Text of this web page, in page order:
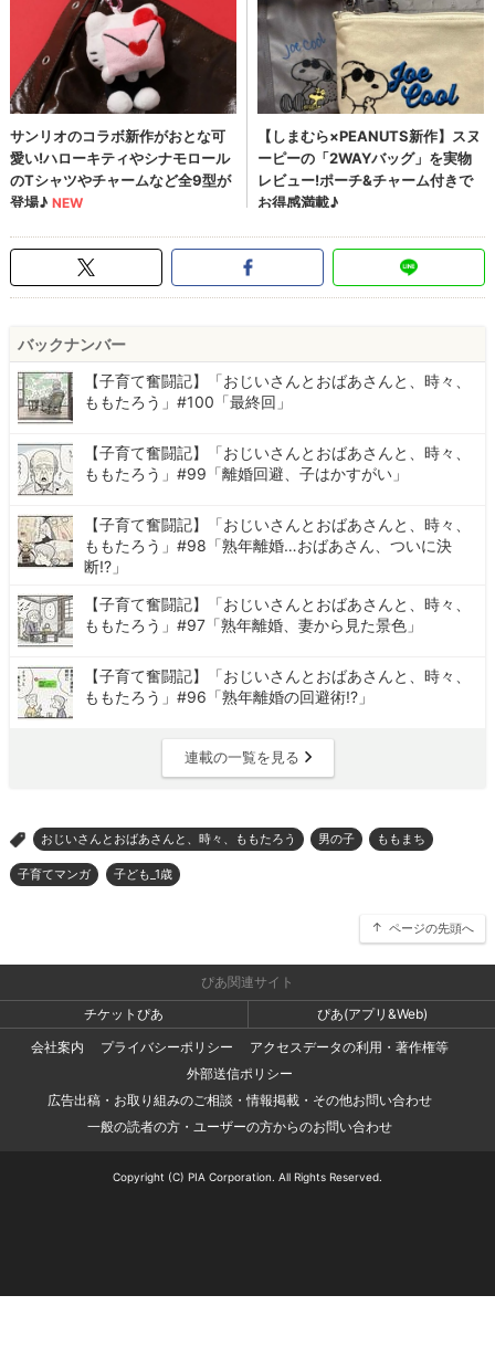
バックナンバー
【子育て奮闘記】「おじいさんとおばあさんと、時々、
ももたろう」#100「最終回」
【子育て奮闘記】「おじいさんとおばあさんと、時々、
ももたろう」#99「離婚回避、子はかすがい」
【子育て奮闘記】「おじいさんとおばあさんと、時々、
ももたろう」#98「熟年離婚…おばあさん、ついに決
断!?」
【子育て奮闘記】「おじいさんとおばあさんと、時々、
ももたろう」#97「熟年離婚、妻から見た景色」
【子育て奮闘記】「おじいさんとおばあさんと、時々、
ももたろう」#96「熟年離婚の回避術!?」
連載の一覧を見る
> おじいさんとおばあさんと、時々、ももたろう 男の子 ももまち
子育てマンガ 子ども_1歳
ページの先頭へ
ぴあ関連サイト
チケットぴあ
ぴあ(アプリ&Web)
会社案内
プライバシーポリシー
アクセスデータの利用・著作権等
外部送信ポリシー
広告出稿・お取り組みのご相談・情報掲載・その他お問い合わせ
一般の読者の方・ユーザーの方からのお問い合わせ
Copyright (C) PIA Corporation. All Rights Reserved.